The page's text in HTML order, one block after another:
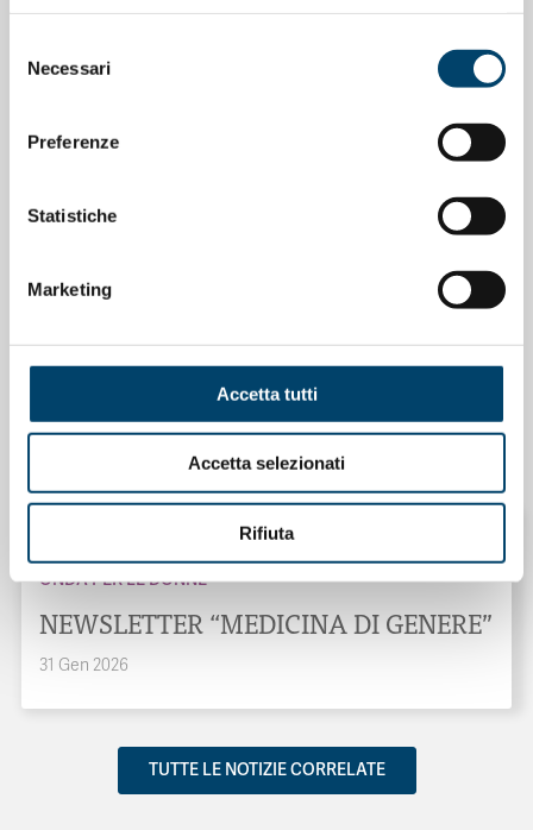
delNecessari
Preferenze
Statistiche
Marketing
Accetta tutti
Accetta selezionati
Rifiuta
23 Apr 2026
Salu’. Dal dialogo alla cura
ONDA PER LE DONNE
NEWSLETTER “MEDICINA DI GENERE”
31 Gen 2026
TUTTE LE NOTIZIE CORRELATE